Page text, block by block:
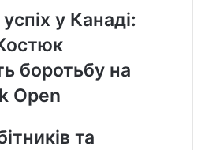
у Канаді:
боротьбу на
Open
та